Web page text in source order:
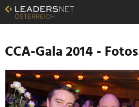
Zum
Inhalt
Zur
Navigation
Zur
Hauptnavigation
CCA-Gala 2014 -